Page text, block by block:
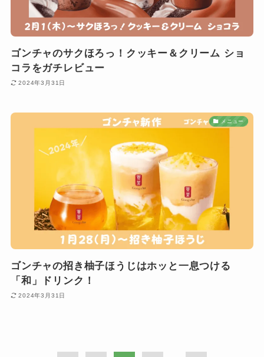
ゴンチャのサクほろっ！クッキー＆クリーム ショ
コラをガチレビュー
2024年3月31日
メニュー
ゴンチャの招き柚子ほうじはホッと一息つける
「和」ドリンク！
2024年3月31日